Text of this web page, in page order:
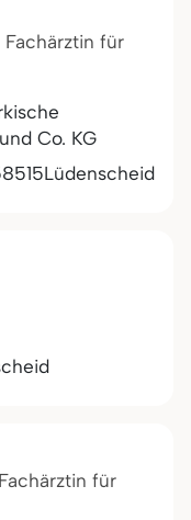
für
Co. KG
Lüdenscheid
für